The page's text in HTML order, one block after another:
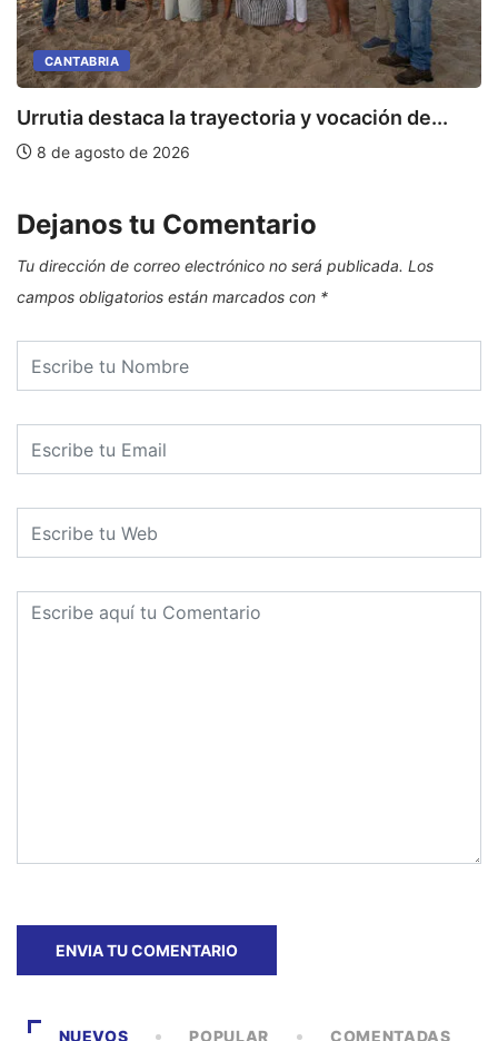
CANTABRIA
Urrutia destaca la trayectoria y vocación de...
8 de agosto de 2026
Dejanos tu Comentario
Tu dirección de correo electrónico no será publicada. Los
campos obligatorios están marcados con *
NUEVOS POPULAR COMENTADAS